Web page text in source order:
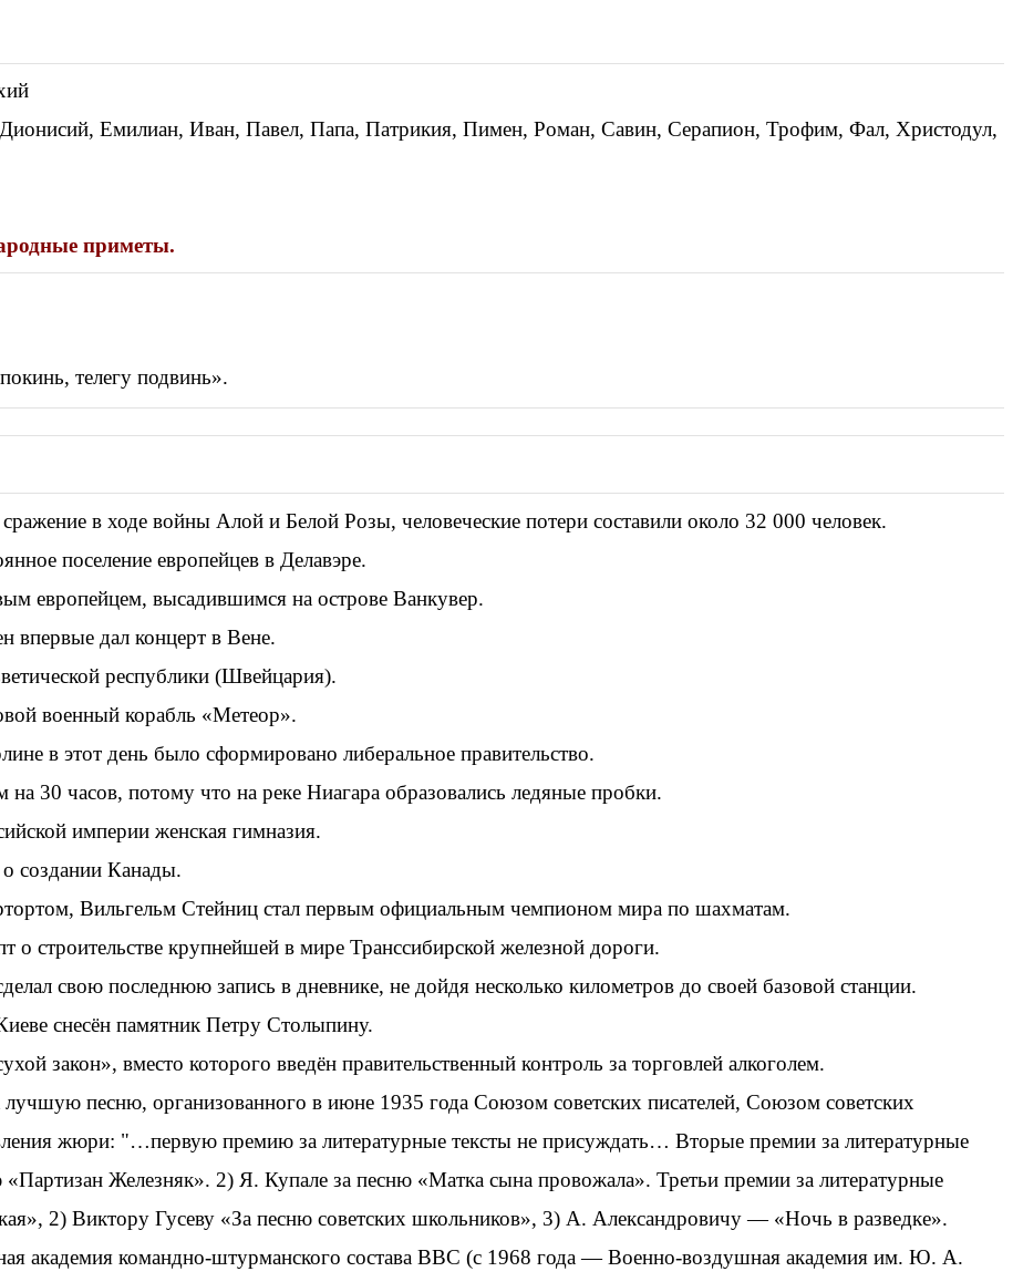
Емилиан, Иван, Павел, Папа, Патрикия, Пимен, Роман, Савин, Серапион, Трофим, Фал, Христодул,
приметы.
телегу подвинь».
в ходе войны Алой и Белой Розы, человеческие потери составили около 32 000 человек.
поселение европейцев в Делавэре.
европейцем, высадившимся на острове Ванкувер.
впервые дал концерт в Вене.
республики (Швейцария).
военный корабль «Метеор».
в этот день было сформировано либеральное правительство.
30 часов, потому что на реке Ниагара образовались ледяные пробки.
империи женская гимназия.
создании Канады.
Вильгельм Стейниц стал первым официальным чемпионом мира по шахматам.
строительстве крупнейшей в мире Транссибирской железной дороги.
свою последнюю запись в дневнике, не дойдя несколько километров до своей базовой станции.
снесён памятник Петру Столыпину.
закон», вместо которого введён правительственный контроль за торговлей алкоголем.
песню, организованного в июне 1935 года Союзом советских писателей, Союзом советских
жюри: "…первую премию за литературные тексты не присуждать… Вторые премии за литературные
Железняк». 2) Я. Купале за песню «Матка сына провожала». Третьи премии за литературные
2) Виктору Гусеву «За песню советских школьников», 3) А. Александровичу — «Ночь в разведке».
академия командно-штурманского состава ВВС (с 1968 года — Военно-воздушная академия им. Ю. А.